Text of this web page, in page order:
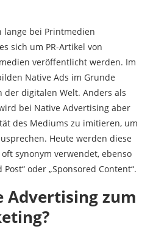
lange bei Printmedien
sich um PR-Artikel von
veröffentlicht werden. Im
Native Ads im Grunde
der digitalen Welt. Anders als
bei Native Advertising aber
des Mediums zu imitieren, um
Heute werden diese
synonym verwendet, ebenso
oder „Sponsored Content“.
Advertising zum